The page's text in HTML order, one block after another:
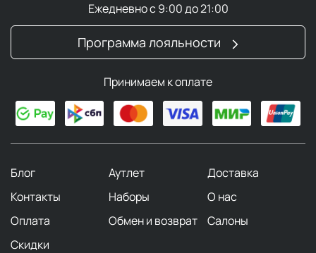
Ежедневно с 9:00 до 21:00
Программа лояльности
Принимаем к оплате
Блог Аутлет
Доставка
Контакты
Наборы
О нас
Оплата
Обмен и возврат
Салоны
Скидки